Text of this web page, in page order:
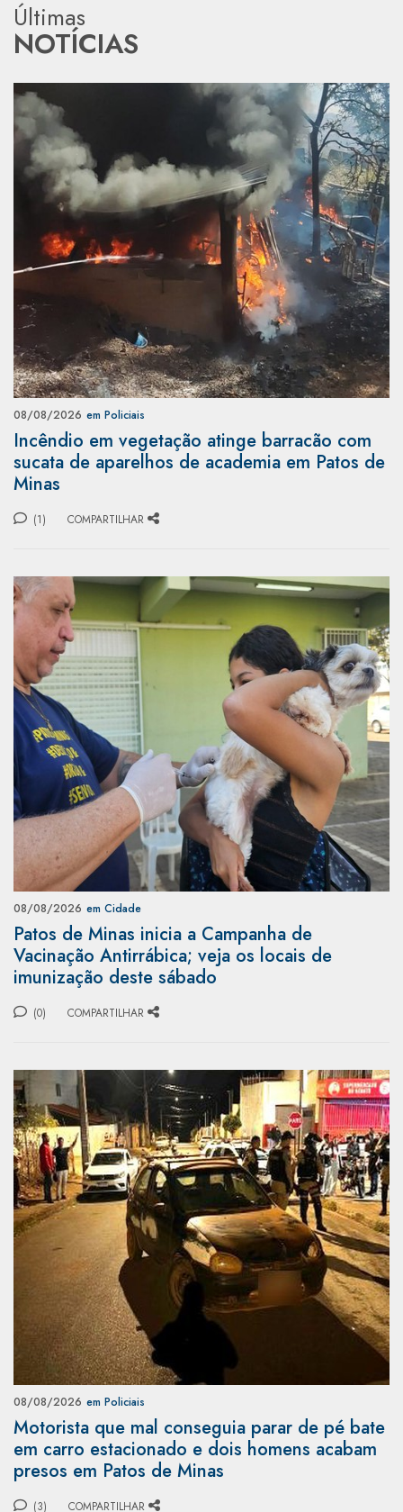
Últimas
NOTÍCIAS
08/08/2026 em Policiais
Incêndio em vegetação atinge barracão com
sucata de aparelhos de academia em Patos de
Minas
(1) COMPARTILHAR
08/08/2026 em Cidade
Patos de Minas inicia a Campanha de
Vacinação Antirrábica; veja os locais de
imunização deste sábado
(0) COMPARTILHAR
08/08/2026 em Policiais
Motorista que mal conseguia parar de pé bate
em carro estacionado e dois homens acabam
presos em Patos de Minas
(3) COMPARTILHAR